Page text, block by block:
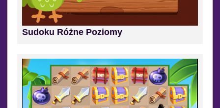
Sudoku Różne Poziomy